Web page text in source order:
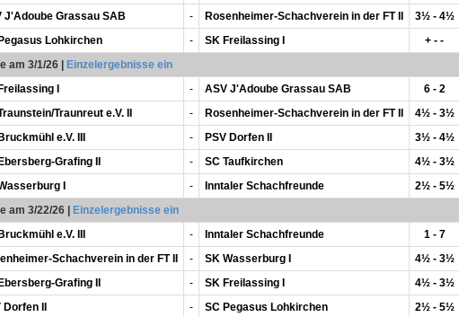
J'Adoube Grassau SAB - Rosenheimer-Schachverein in der FT II
3½ - 4½
Lohkirchen - SK Freilassing I
+ - -
am 3/1/26| Einzelergebnisse ein
I - ASV J'Adoube Grassau SAB
6 - 2
Traunreut e.V. II - Rosenheimer-Schachverein in der FT II
4½ - 3½
e.V. III - PSV Dorfen II
3½ - 4½
Grafing II - SC Taufkirchen
4½ - 3½
I - Inntaler Schachfreunde
2½ - 5½
am 3/22/26| Einzelergebnisse ein
e.V. III - Inntaler Schachfreunde
1 - 7
Schachverein in der FT II - SK Wasserburg I
4½ - 3½
Grafing II - SK Freilassing I
4½ - 3½
Dorfen II - SC Pegasus Lohkirchen
2½ - 5½